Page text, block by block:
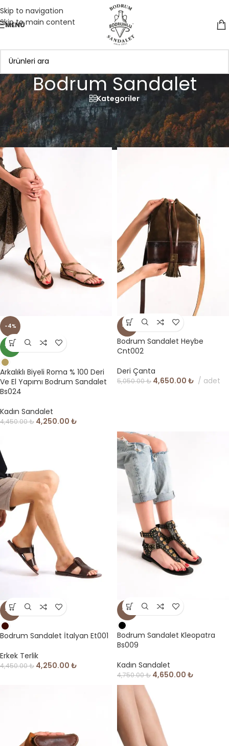
Skip to navigation
Skip to main content
MENÜ
Bodrum Sandalet
Kategoriler
Anasayfa»Bodrum Sandalet 7 sonucun tümü gösteriliyor
Filtrele
-4%
YENI
Arkalıklı Biyeli Roma % 100 Deri
Ve El Yapımı Bodrum Sandalet
Bs024
Kadın Sandalet
4,450.00₺ 4,250.00 ₺
-8%
Bodrum Sandalet Heybe
Cnt002
Deri Çanta
5,050.00₺ 4,650.00 ₺ adet
-4%
Bodrum Sandalet İtalyan Et001
Erkek Terlik
4,450.00₺ 4,250.00 ₺
-2%
Bodrum Sandalet Kleopatra
Bs009
Kadın Sandalet
4,750.00₺ 4,650.00 ₺